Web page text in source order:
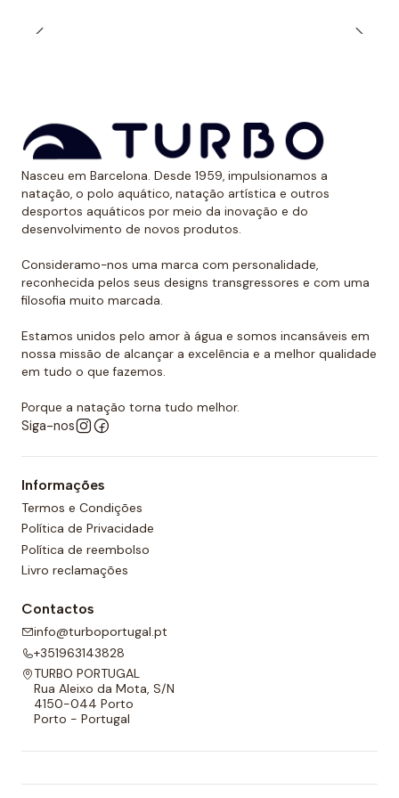
bem.
habitual. No caso de compará-lo com o fato de banho
Turbo com alças finas, sugerimos optar por um
tamanho maior, já que são um pouco menores.
Nasceu em Barcelona. Desde 1959, impulsionamos a
natação, o polo aquático, natação artística e outros
desportos aquáticos por meio da inovação e do
desenvolvimento de novos produtos.
Consideramo-nos uma marca com personalidade,
reconhecida pelos seus designs transgressores e com uma
filosofia muito marcada.
Estamos unidos pelo amor à água e somos incansáveis em
nossa missão de alcançar a excelência e a melhor qualidade
em tudo o que fazemos.
Porque a natação torna tudo melhor.
Siga-nos
Informações
Termos e Condições
Política de Privacidade
Política de reembolso
Livro reclamações
Contactos
info@turboportugal.pt
+351963143828
TURBO PORTUGAL
Rua Aleixo da Mota, S/N
4150-044 Porto
Porto - Portugal